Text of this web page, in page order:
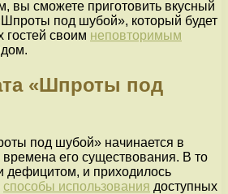
вы сможете приготовить вкусный
под шубой», который будет
гостей своим неповторимым
«Шпроты под
под шубой» начинается в
его существования. В то
дефицитом, и приходилось
способы использования доступных